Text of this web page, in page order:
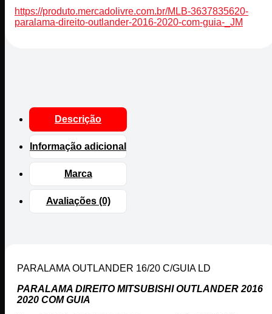
https://produto.mercadolivre.com.br/MLB-3637835620-
paralama-direito-outlander-2016-2020-com-guia-_JM
Descrição
Informação adicional
Marca
Avaliações (0)
PARALAMA OUTLANDER 16/20 C/GUIA LD
PARALAMA DIREITO MITSUBISHI OUTLANDER 2016
2020 COM GUIA